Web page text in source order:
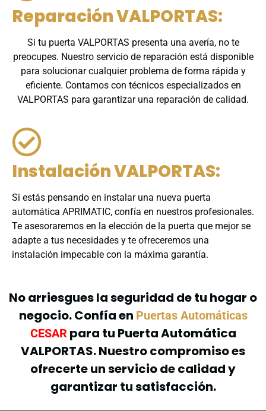
Reparación VALPORTAS:
Si tu puerta VALPORTAS presenta una avería, no te
preocupes. Nuestro servicio de reparación está disponible
para solucionar cualquier problema de forma rápida y
eficiente. Contamos con técnicos especializados en
VALPORTAS para garantizar una reparación de calidad.
Instalación VALPORTAS:
Si estás pensando en instalar una nueva puerta
automática APRIMATIC, confía en nuestros profesionales.
Te asesoraremos en la elección de la puerta que mejor se
adapte a tus necesidades y te ofreceremos una
instalación impecable con la máxima garantía.
No arriesgues la seguridad de tu hogar o
negocio. Confía en Puertas Automáticas
CESARpara tu Puerta Automática
VALPORTAS. Nuestro compromiso es
ofrecerte un servicio de calidad y
garantizar tu satisfacción.